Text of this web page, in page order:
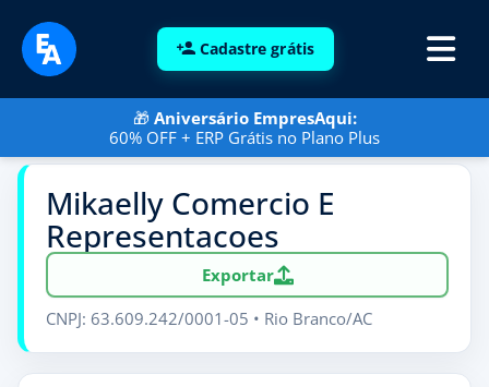
Cadastre grátis
🎁 Aniversário EmpresAqui:
60% OFF + ERP Grátis no Plano Plus
Mikaelly Comercio E
Representacoes
Exportar
CNPJ: 63.609.242/0001-05 • Rio Branco/AC